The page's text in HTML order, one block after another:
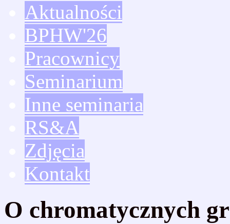
Aktualności
BPHW'26
Pracownicy
Seminarium
Inne seminaria
RS&A
Zdjęcia
Kontakt
O chromatycznych